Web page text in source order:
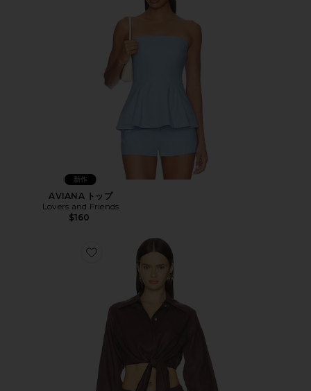
新作
AVIANA トップ
Lovers and Friends
$160
Favorite KATE トップ